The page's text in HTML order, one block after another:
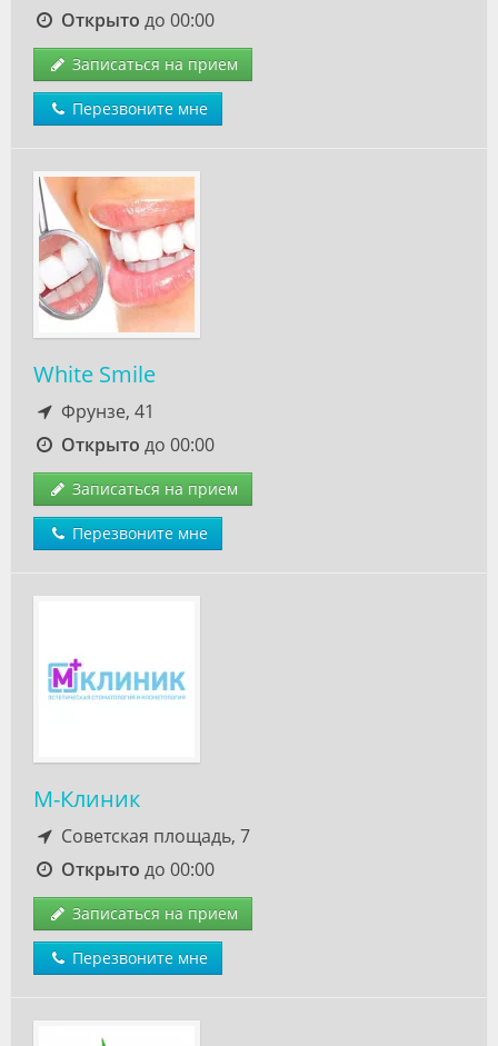
Открыто до 00:00
Записаться на прием
Перезвоните мне
White Smile
Фрунзе, 41
Открыто до 00:00
Записаться на прием
Перезвоните мне
М-Клиник
Советская площадь, 7
Открыто до 00:00
Записаться на прием
Перезвоните мне